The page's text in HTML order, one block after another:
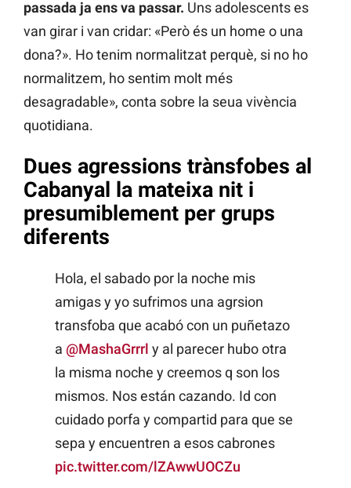
passada ja ens va passar. Uns adolescents es
van girar i van cridar: «Però és un home o una
dona?». Ho tenim normalitzat perquè, si no ho
normalitzem, ho sentim molt més
desagradable», conta sobre la seua vivència
quotidiana.
Dues agressions trànsfobes al
Cabanyal la mateixa nit i
presumiblement per grups
diferents
Hola, el sabado por la noche mis
amigas y yo sufrimos una agrsion
transfoba que acabó con un puñetazo
a @MashaGrrrl y al parecer hubo otra
la misma noche y creemos q son los
mismos. Nos están cazando. Id con
cuidado porfa y compartid para que se
sepa y encuentren a esos cabrones
pic.twitter.com/lZAwwUOCZu